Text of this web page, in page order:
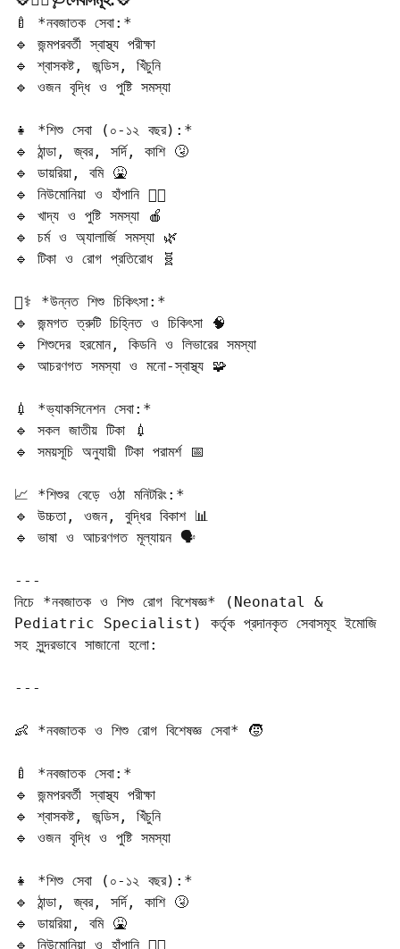
🍼 *নবজাতক সেবা:*
🔹 জন্মপরবর্তী স্বাস্থ্য পরীক্ষা
🔹 শ্বাসকষ্ট, জন্ডিস, খিঁচুনি
🔹 ওজন বৃদ্ধি ও পুষ্টি সমস্যা
👧 *শিশু সেবা (০-১২ বছর):*
🔹 ঠান্ডা, জ্বর, সর্দি, কাশি 🤧
🔹 ডায়রিয়া, বমি 🤮
🔹 নিউমোনিয়া ও হাঁপানি 😮‍💨
🔹 খাদ্য ও পুষ্টি সমস্যা 🍎
🔹 চর্ম ও অ্যালার্জি সমস্যা 🌿
🔹 টিকা ও রোগ প্রতিরোধ 🧬
👨‍⚕️ *উন্নত শিশু চিকিৎসা:*
🔹 জন্মগত ত্রুটি চিহ্নিত ও চিকিৎসা 🧠
🔹 শিশুদের হরমোন, কিডনি ও লিভারের সমস্যা
🔹 আচরণগত সমস্যা ও মনো-স্বাস্থ্য 🧩
💉 *ভ্যাকসিনেশন সেবা:*
🔹 সকল জাতীয় টিকা 💉
🔹 সময়সূচি অনুযায়ী টিকা পরামর্শ 📅
📈 *শিশুর বেড়ে ওঠা মনিটরিং:*
🔹 উচ্চতা, ওজন, বুদ্ধির বিকাশ 📊
🔹 ভাষা ও আচরণগত মূল্যায়ন 🗣️
---
নিচে *নবজাতক ও শিশু রোগ বিশেষজ্ঞ* (Neonatal &
Pediatric Specialist) কর্তৃক প্রদানকৃত সেবাসমূহ ইমোজি
সহ সুন্দরভাবে সাজানো হলো:
---
👶 *নবজাতক ও শিশু রোগ বিশেষজ্ঞ সেবা* 🧒
🍼 *নবজাতক সেবা:*
🔹 জন্মপরবর্তী স্বাস্থ্য পরীক্ষা
🔹 শ্বাসকষ্ট, জন্ডিস, খিঁচুনি
🔹 ওজন বৃদ্ধি ও পুষ্টি সমস্যা
👧 *শিশু সেবা (০-১২ বছর):*
🔹 ঠান্ডা, জ্বর, সর্দি, কাশি 🤧
🔹 ডায়রিয়া, বমি 🤮
🔹 নিউমোনিয়া ও হাঁপানি 😮‍💨